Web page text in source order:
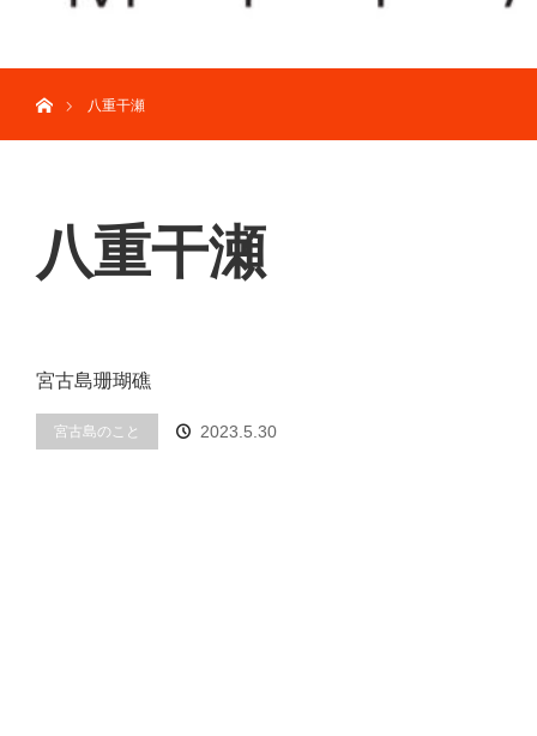
八重干瀬
八重干瀬
宮古島珊瑚礁
宮古島のこと 2023.5.30